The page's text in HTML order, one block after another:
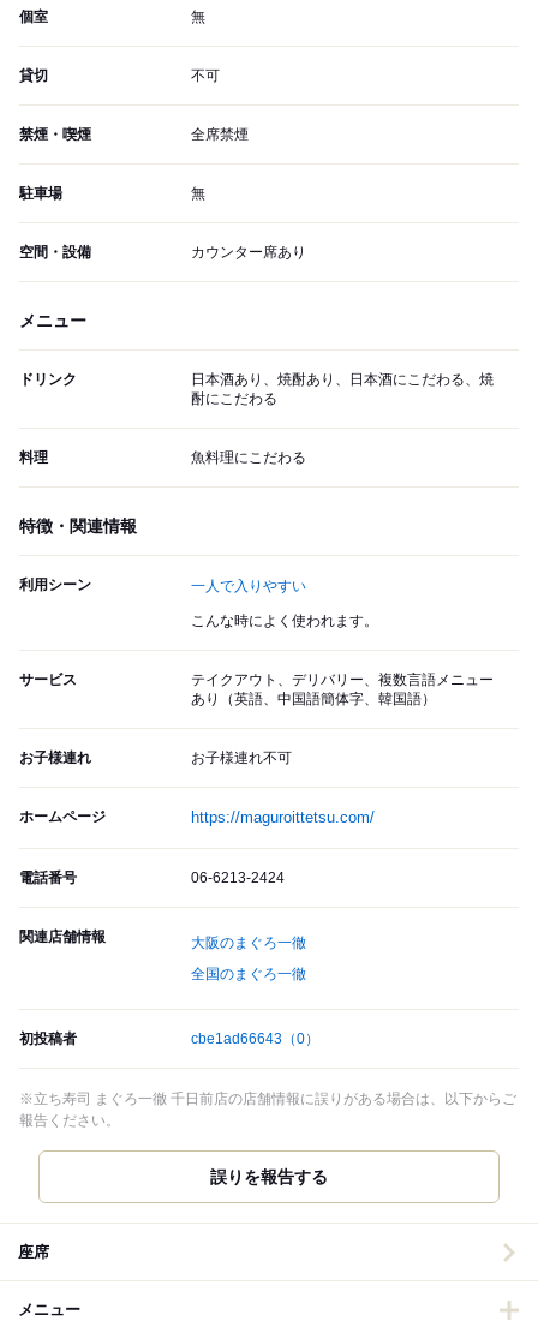
個室 無
貸切 不可
禁煙・喫煙 全席禁煙
駐車場 無
空間・設備 カウンター席あり
メニュー
ドリンク
日本酒あり、焼酎あり、日本酒にこだわる、焼
酎にこだわる
料理 魚料理にこだわる
特徴・関連情報
利用シーン 一人で入りやすい
こんな時によく使われます。
サービス
テイクアウト、デリバリー、複数言語メニュー
あり（英語、中国語簡体字、韓国語）
お子様連れ お子様連れ不可
ホームページ https://maguroittetsu.com/
電話番号 06-6213-2424
関連店舗情報
大阪のまぐろ一徹
全国のまぐろ一徹
初投稿者 cbe1ad66643 （0）
※立ち寿司 まぐろ一徹 千日前店の店舗情報に誤りがある場合は、以下からご
報告ください。
誤りを報告する
座席
メニュー